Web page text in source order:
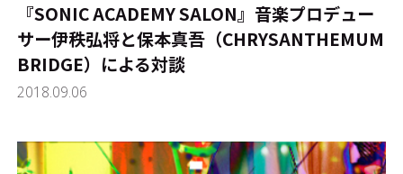
『SONIC ACADEMY SALON』音楽プロデュー
サー伊秩弘将と保本真吾（CHRYSANTHEMUM
BRIDGE）による対談
2018.09.06